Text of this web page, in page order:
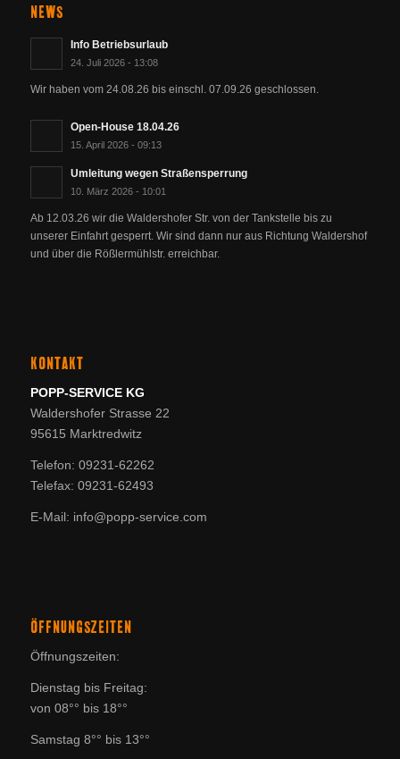
NEWS
Info Betriebsurlaub
24. Juli 2026 - 13:08
Wir haben vom 24.08.26 bis einschl. 07.09.26 geschlossen.
Open-House 18.04.26
15. April 2026 - 09:13
Umleitung wegen Straßensperrung
10. März 2026 - 10:01
Ab 12.03.26 wir die Waldershofer Str. von der Tankstelle bis zu
unserer Einfahrt gesperrt. Wir sind dann nur aus Richtung Waldershof
und über die Rößlermühlstr. erreichbar.
KONTAKT
POPP-SERVICE KG
Waldershofer Strasse 22
95615 Marktredwitz
Telefon: 09231-62262
Telefax: 09231-62493
E-Mail: info@popp-service.com
ÖFFNUNGSZEITEN
Öffnungszeiten:
Dienstag bis Freitag:
von 08°° bis 18°°
Samstag 8°° bis 13°°